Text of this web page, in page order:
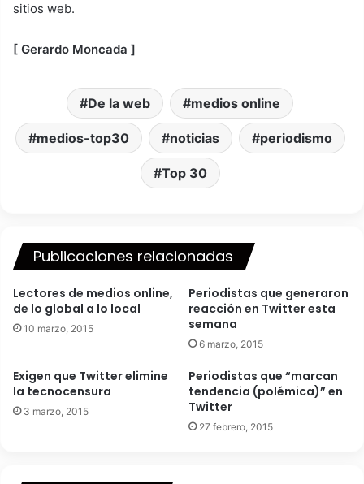
sitios web.
[ Gerardo Moncada ]
De la web medios online
medios-top30 noticias periodismo
Top 30
Publicaciones relacionadas
Lectores de medios online,
de lo global a lo local
10 marzo, 2015
Periodistas que generaron
reacción en Twitter esta
semana
6 marzo, 2015
Exigen que Twitter elimine
la tecnocensura
3 marzo, 2015
Periodistas que “marcan
tendencia (polémica)” en
Twitter
27 febrero, 2015